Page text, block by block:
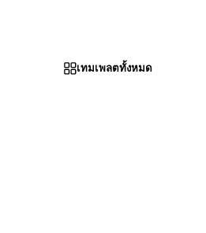
เทมเพลตทั้งหมด